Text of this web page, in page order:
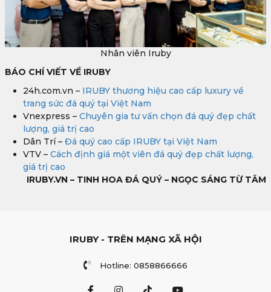
Nhân viên Iruby
BÁO CHÍ VIẾT VỀ IRUBY
24h.com.vn – IRUBY thương hiệu cao cấp luxury về
trang sức đá quý tại Việt Nam
Vnexpress – Chuyên gia tư vấn chọn đá quý đẹp chất
lượng, giá trị cao
Dân Trí – Đá quý cao cấp IRUBY tại Việt Nam
VTV – Cách định giá một viên đá quý đẹp chất lượng,
giá trị cao
IRUBY.VN – TINH HOA ĐÁ QUÝ – NGỌC SÁNG TỪ TÂM
IRUBY - TRÊN MẠNG XÃ HỘI
Hotline: 0858866666